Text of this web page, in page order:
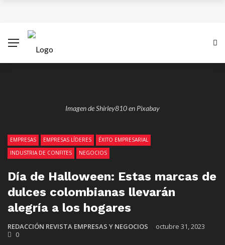
el 2026?
Antes del 8 de diciembre se superará emergencia
XV Simposio Internacional Jorge Isaacs: Un Legado
Imagen de Shirley810 en Pixabay
EMPRESAS EMPRESAS LÍDERES
ÉXITO EMPRESARIAL
INDUSTRIA DE CONFITES
NEGOCIOS
Día de Halloween: Estas marcas de
dulces colombianas llevarán
alegría a los hogares
REDACCIÓN REVISTA EMPRESAS Y NEGOCIOS
octubre 31, 2023
0